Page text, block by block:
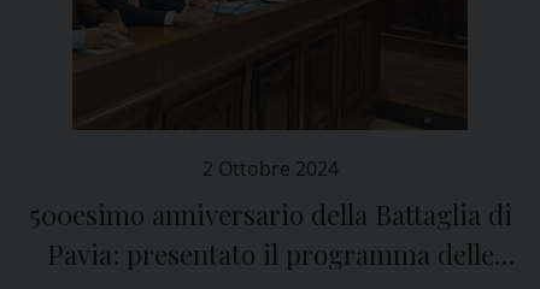
2 Ottobre 2024
500esimo anniversario della Battaglia di
Pavia: presentato il programma delle